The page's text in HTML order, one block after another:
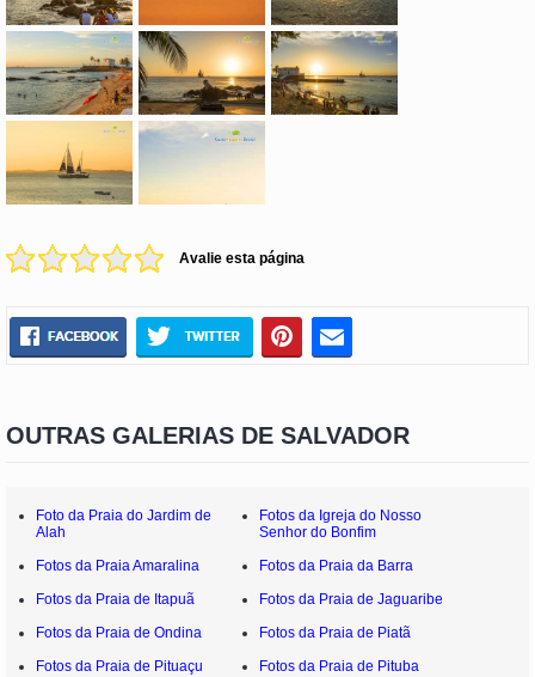
Avalie esta página
OUTRAS GALERIAS DE SALVADOR
Foto da Praia do Jardim de
Alah
Fotos da Igreja do Nosso
Senhor do Bonfim
Fotos da Praia Amaralina
Fotos da Praia da Barra
Fotos da Praia de Itapuã
Fotos da Praia de Jaguaribe
Fotos da Praia de Ondina
Fotos da Praia de Piatã
Fotos da Praia de Pituaçu
Fotos da Praia de Pituba